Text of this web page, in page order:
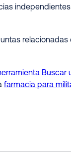
Buscar
farmacia para